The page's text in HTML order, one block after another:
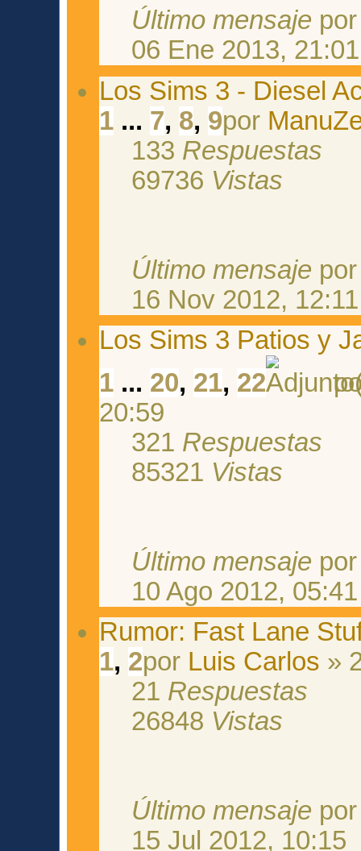
Último mensaje
06 Ene 2013, 21:01
Los Sims 3 - Diesel
1 ... 7, 8, 9por
133 Respuestas
69736 Vistas
Último mensaje
16 Nov 2012, 12:11
Los Sims 3 Patios y
1 ... 20, 21, 22
20:59
321 Respuestas
85321 Vistas
Último mensaje
10 Ago 2012, 05:41
Rumor: Fast Lane
1, 2por Luis Carlos »
21 Respuestas
26848 Vistas
Último mensaje
15 Jul 2012, 10:15